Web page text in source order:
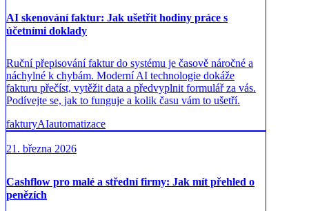
AI skenování faktur: Jak ušetřit hodiny práce s
účetními doklady
Ruční přepisování faktur do systému je časově náročné a
náchylné k chybám. Moderní AI technologie dokáže
fakturu přečíst, vytěžit data a předvyplnit formulář za vás.
Podívejte se, jak to funguje a kolik času vám to ušetří.
fakturyAIautomatizace
21. března 2026
Cashflow pro malé a střední firmy: Jak mít přehled o
penězích